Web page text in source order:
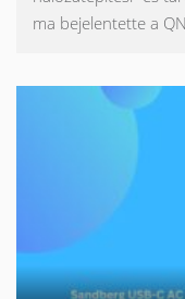
ma bejelentette a